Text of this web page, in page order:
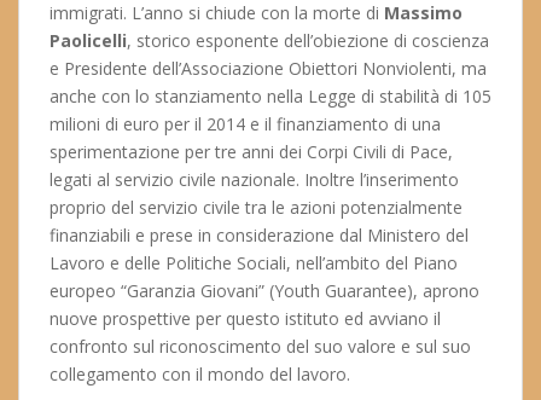
immigrati. L’anno si chiude con la morte di Massimo
Paolicelli, storico esponente dell’obiezione di coscienza
e Presidente dell’Associazione Obiettori Nonviolenti, ma
anche con lo stanziamento nella Legge di stabilità di 105
milioni di euro per il 2014 e il finanziamento di una
sperimentazione per tre anni dei Corpi Civili di Pace,
legati al servizio civile nazionale. Inoltre l’inserimento
proprio del servizio civile tra le azioni potenzialmente
finanziabili e prese in considerazione dal Ministero del
Lavoro e delle Politiche Sociali, nell’ambito del Piano
europeo “Garanzia Giovani” (Youth Guarantee), aprono
nuove prospettive per questo istituto ed avviano il
confronto sul riconoscimento del suo valore e sul suo
collegamento con il mondo del lavoro.